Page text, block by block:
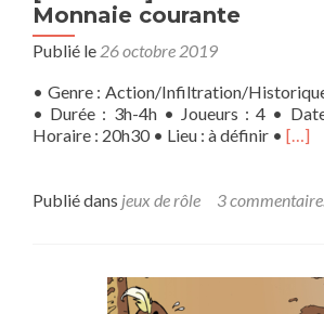
Monnaie courante
Publié le 26 octobre 2019
• Genre : Action/Infiltration/
• Durée : 3h-4h • Joueurs : 4 •
Horaire : 20h30 • Lieu : à définir • En
[…]
Publié dans jeux de rôle 3